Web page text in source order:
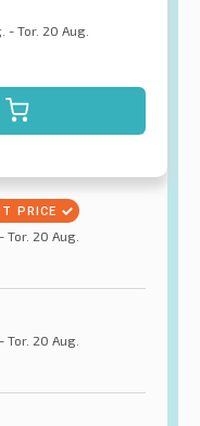
- Tor. 20 Aug.
20 Aug.
20 Aug.